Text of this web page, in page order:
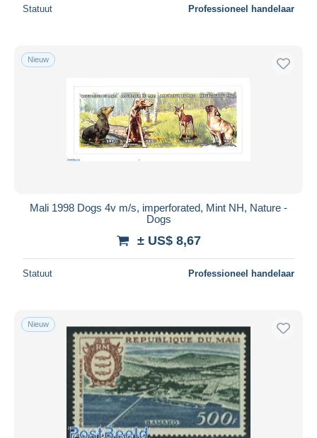
Statuut Professioneel handelaar
Nieuw
Mali 1998 Dogs 4v m/s, imperforated, Mint NH, Nature -
Dogs
± US$ 8,67
Statuut Professioneel handelaar
Nieuw